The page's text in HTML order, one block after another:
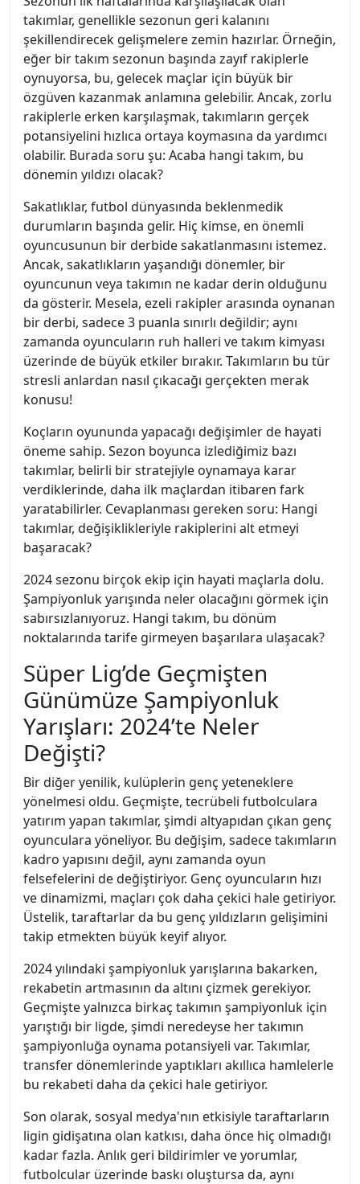
takımlar, genellikle sezonun geri kalanını
şekillendirecek gelişmelere zemin hazırlar. Örneğin,
eğer bir takım sezonun başında zayıf rakiplerle
oynuyorsa, bu, gelecek maçlar için büyük bir
özgüven kazanmak anlamına gelebilir. Ancak, zorlu
rakiplerle erken karşılaşmak, takımların gerçek
potansiyelini hızlıca ortaya koymasına da yardımcı
olabilir. Burada soru şu: Acaba hangi takım, bu
dönemin yıldızı olacak?
Sakatlıklar, futbol dünyasında beklenmedik
durumların başında gelir. Hiç kimse, en önemli
oyuncusunun bir derbide sakatlanmasını istemez.
Ancak, sakatlıkların yaşandığı dönemler, bir
oyuncunun veya takımın ne kadar derin olduğunu
da gösterir. Mesela, ezeli rakipler arasında oynanan
bir derbi, sadece 3 puanla sınırlı değildir; aynı
zamanda oyuncuların ruh halleri ve takım kimyası
üzerinde de büyük etkiler bırakır. Takımların bu tür
stresli anlardan nasıl çıkacağı gerçekten merak
konusu!
Koçların oyununda yapacağı değişimler de hayati
öneme sahip. Sezon boyunca izlediğimiz bazı
takımlar, belirli bir stratejiyle oynamaya karar
verdiklerinde, daha ilk maçlardan itibaren fark
yaratabilirler. Cevaplanması gereken soru: Hangi
takımlar, değişiklikleriyle rakiplerini alt etmeyi
başaracak?
2024 sezonu birçok ekip için hayati maçlarla dolu.
Şampiyonluk yarışında neler olacağını görmek için
sabırsızlanıyoruz. Hangi takım, bu dönüm
noktalarında tarife girmeyen başarılara ulaşacak?
Süper Lig’de Geçmişten
Günümüze Şampiyonluk
Yarışları: 2024’te Neler
Değişti?
Bir diğer yenilik, kulüplerin genç yeteneklere
yönelmesi oldu. Geçmişte, tecrübeli futbolculara
yatırım yapan takımlar, şimdi altyapıdan çıkan genç
oyunculara yöneliyor. Bu değişim, sadece takımların
kadro yapısını değil, aynı zamanda oyun
felsefelerini de değiştiriyor. Genç oyuncuların hızı
ve dinamizmi, maçları çok daha çekici hale getiriyor.
Üstelik, taraftarlar da bu genç yıldızların gelişimini
takip etmekten büyük keyif alıyor.
2024 yılındaki şampiyonluk yarışlarına bakarken,
rekabetin artmasının da altını çizmek gerekiyor.
Geçmişte yalnızca birkaç takımın şampiyonluk için
yarıştığı bir ligde, şimdi neredeyse her takımın
şampiyonluğa oynama potansiyeli var. Takımlar,
transfer dönemlerinde yaptıkları akıllıca hamlelerle
bu rekabeti daha da çekici hale getiriyor.
Son olarak, sosyal medya'nın etkisiyle taraftarların
ligin gidişatına olan katkısı, daha önce hiç olmadığı
kadar fazla. Anlık geri bildirimler ve yorumlar,
futbolcular üzerinde baskı oluştursa da, aynı